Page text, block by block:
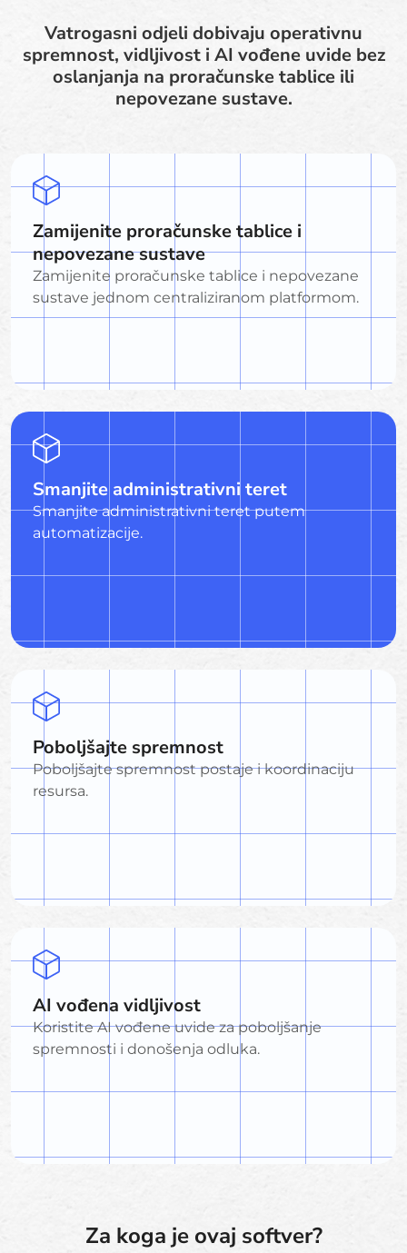
Vatrogasni odjeli dobivaju operativnu
spremnost, vidljivost i AI vođene uvide bez
oslanjanja na proračunske tablice ili
nepovezane sustave.
Zamijenite proračunske tablice i
nepovezane sustave
Zamijenite proračunske tablice i nepovezane
sustave jednom centraliziranom platformom.
Smanjite administrativni teret
Smanjite administrativni teret putem
automatizacije.
Poboljšajte spremnost
Poboljšajte spremnost postaje i koordinaciju
resursa.
AI vođena vidljivost
Koristite AI vođene uvide za poboljšanje
spremnosti i donošenja odluka.
Za koga je ovaj softver?